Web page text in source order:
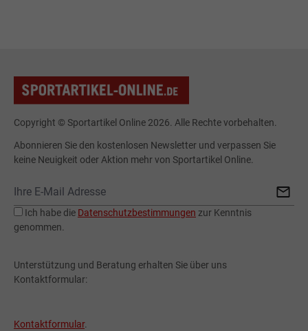
Copyright © Sportartikel Online 2026. Alle Rechte vorbehalten.
Abonnieren Sie den kostenlosen Newsletter und verpassen Sie
keine Neuigkeit oder Aktion mehr von Sportartikel Online.
Ich habe die Datenschutzbestimmungen zur Kenntnis
genommen.
Unterstützung und Beratung erhalten Sie über uns
Kontaktformular:
Kontaktformular.